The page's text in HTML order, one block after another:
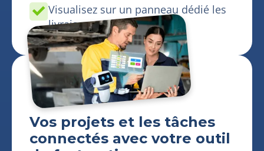
Visualisez sur un panneau dédié les
livraisons.
Vos projets et les tâches
connectés avec votre outil